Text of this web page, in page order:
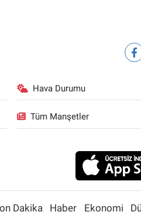
Hava Durumu
Tüm Manşetler
Dakika Haber Ekonomi